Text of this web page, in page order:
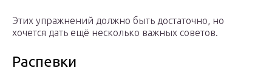
Этих упражнений должно быть достаточно, но
хочется дать ещё несколько важных советов.
Распевки